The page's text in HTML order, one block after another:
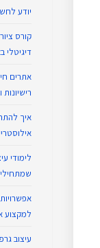
יודע
קורס
דיגיטלי
אתרים
רישיונות
איך
לימודי
למקצוע
עיצוב